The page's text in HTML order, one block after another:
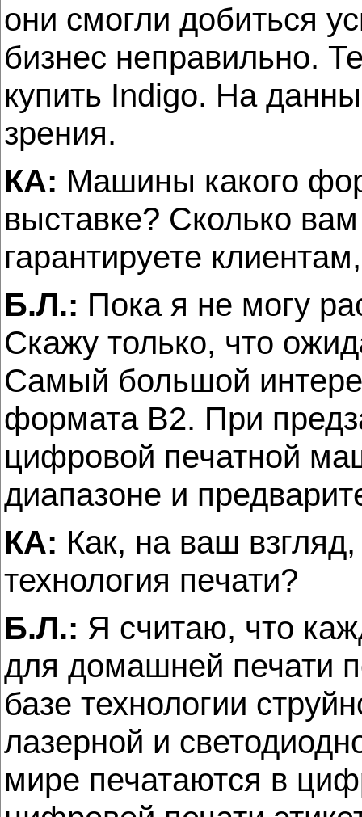
они смогли добиться
бизнес неправильно.
купить Indigo. На
зрения.
КА: Машины какого
выставке? Сколько
гарантируете
Б.Л.: Пока я не могу
Скажу только, что
Самый большой
формата В2. При
цифровой печатной
диапазоне и
КА: Как, на ваш
технология печати?
Б.Л.: Я считаю, что
для домашней печати
базе технологии
лазерной и
мире печатаются в